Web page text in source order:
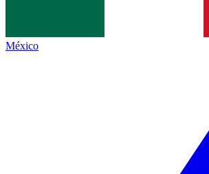
México